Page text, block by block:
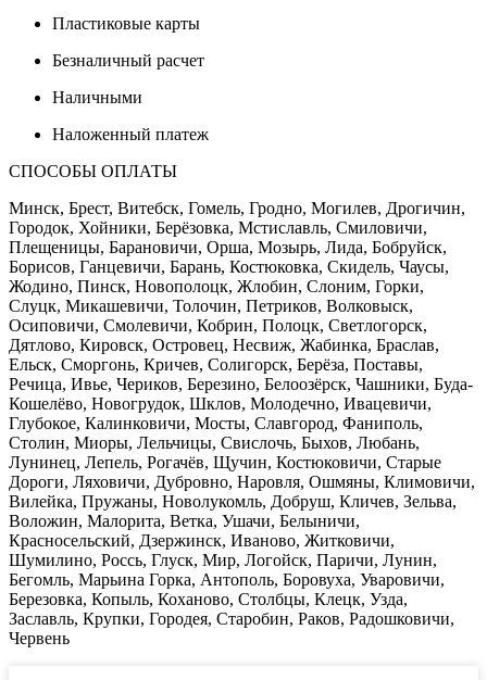
Пластиковые карты
Безналичный расчет
Наличными
Наложенный платеж
СПОСОБЫ ОПЛАТЫ
Минск, Брест, Витебск, Гомель, Гродно, Могилев, Дрогичин,
Городок, Хойники, Берёзовка, Мстиславль, Смиловичи,
Плещеницы, Барановичи, Орша, Мозырь, Лида, Бобруйск,
Борисов, Ганцевичи, Барань, Костюковка, Скидель, Чаусы,
Жодино, Пинск, Новополоцк, Жлобин, Слоним, Горки,
Слуцк, Микашевичи, Толочин, Петриков, Волковыск,
Осиповичи, Смолевичи, Кобрин, Полоцк, Светлогорск,
Дятлово, Кировск, Островец, Несвиж, Жабинка, Браслав,
Ельск, Сморгонь, Кричев, Солигорск, Берёза, Поставы,
Речица, Ивье, Чериков, Березино, Белоозёрск, Чашники, Буда-
Кошелёво, Новогрудок, Шклов, Молодечно, Ивацевичи,
Глубокое, Калинковичи, Мосты, Славгород, Фаниполь,
Столин, Миоры, Лельчицы, Свислочь, Быхов, Любань,
Лунинец, Лепель, Рогачёв, Щучин, Костюковичи, Старые
Дороги, Ляховичи, Дубровно, Наровля, Ошмяны, Климовичи,
Вилейка, Пружаны, Новолукомль, Добруш, Кличев, Зельва,
Воложин, Малорита, Ветка, Ушачи, Белыничи,
Красносельский, Дзержинск, Иваново, Житковичи,
Шумилино, Россь, Глуск, Мир, Логойск, Паричи, Лунин,
Бегомль, Марьина Горка, Антополь, Боровуха, Уваровичи,
Березовка, Копыль, Коханово, Столбцы, Клецк, Узда,
Заславль, Крупки, Городея, Старобин, Раков, Радошковичи,
Червень